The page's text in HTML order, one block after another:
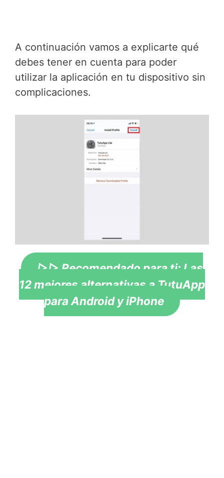
A continuación vamos a explicarte qué
debes tener en cuenta para poder
utilizar la aplicación en tu dispositivo sin
complicaciones.
▷▷ Recomendado para ti: Las
12 mejores alternativas a TutuApp
para Android y iPhone